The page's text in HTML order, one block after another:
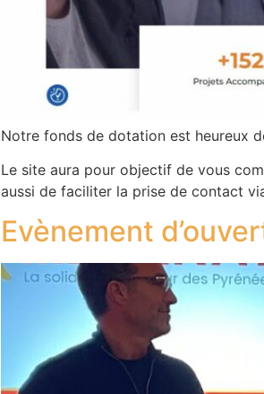
Notre fonds de dotation est heureux
Le site aura pour objectif de vous
aussi de faciliter la prise de contact
Evènement